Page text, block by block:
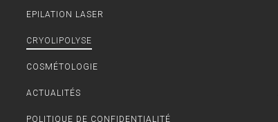
EPILATION LASER
CRYOLIPOLYSE
COSMÉTOLOGIE
ACTUALITÉS
POLITIQUE DE CONFIDENTIALITÉ